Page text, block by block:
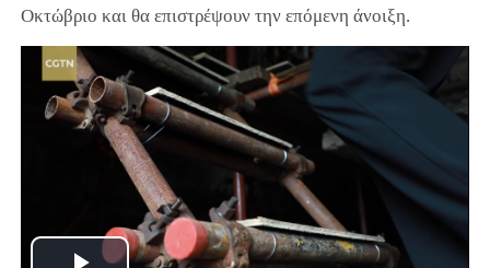
Οκτώβριο και θα επιστρέψουν την επόμενη άνοιξη.